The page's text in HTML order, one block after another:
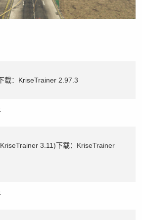
： KriseTrainer 2.97.3
3.11)下载： KriseTrainer